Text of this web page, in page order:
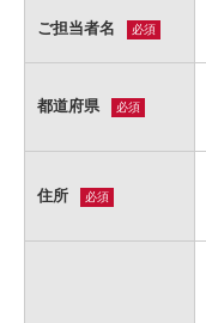
ご担当者名 必須
都道府県 必須
住所 必須